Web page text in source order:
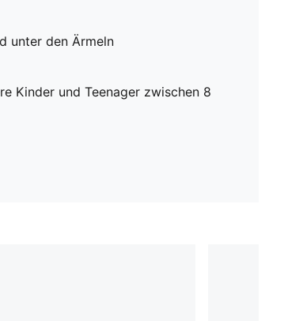
unter den Ärmeln
Kinder und Teenager zwischen 8